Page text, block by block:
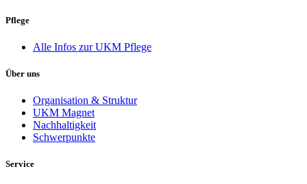
Pflege
Alle Infos zur UKM Pflege
Über uns
Organisation & Struktur
UKM Magnet
Nachhaltigkeit
Schwerpunkte
Service